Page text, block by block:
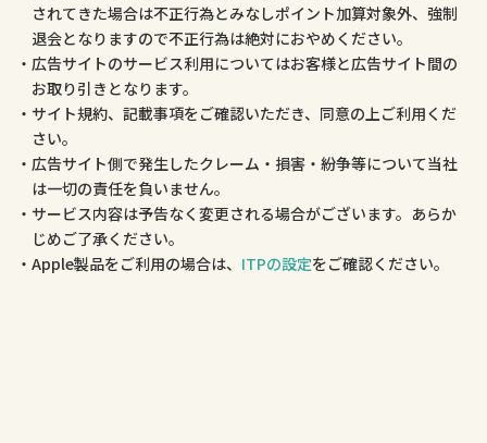
されてきた場合は不正行為とみなしポイント加算対象外、強制
退会となりますので不正行為は絶対におやめください。
広告サイトのサービス利用についてはお客様と広告サイト間の
お取り引きとなります。
サイト規約、記載事項をご確認いただき、同意の上ご利用くだ
さい。
広告サイト側で発生したクレーム・損害・紛争等について当社
は一切の責任を負いません。
サービス内容は予告なく変更される場合がございます。あらか
じめご了承ください。
Apple製品をご利用の場合は、 ITPの設定をご確認ください。